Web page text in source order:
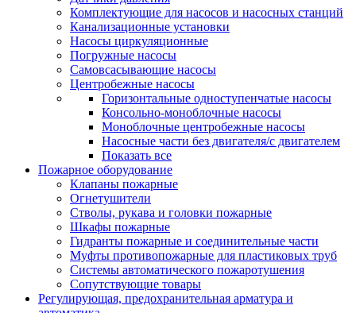
Комплектующие для насосов и насосных станций
Канализационные установки
Насосы циркуляционные
Погружные насосы
Самовсасывающие насосы
Центробежные насосы
Горизонтальные одноступенчатые насосы
Консольно-моноблочные насосы
Моноблочные центробежные насосы
Насосные части без двигателя/с двигателем
Показать все
Пожарное оборудование
Клапаны пожарные
Огнетушители
Стволы, рукава и головки пожарные
Шкафы пожарные
Гидранты пожарные и соединительные части
Муфты противопожарные для пластиковых труб
Системы автоматического пожаротушения
Сопутствующие товары
Регулирующая, предохранительная арматура и